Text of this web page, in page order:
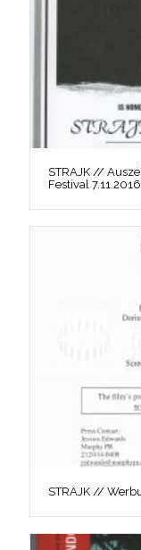
STRAJK //
Festival 7.11.2016
STRAJK //